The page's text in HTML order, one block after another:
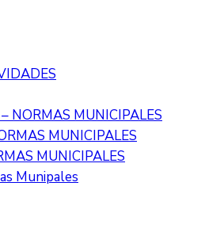
NORMAS MUNICIPALES
MUNICIPALES
MUNICIPALES
Munipales